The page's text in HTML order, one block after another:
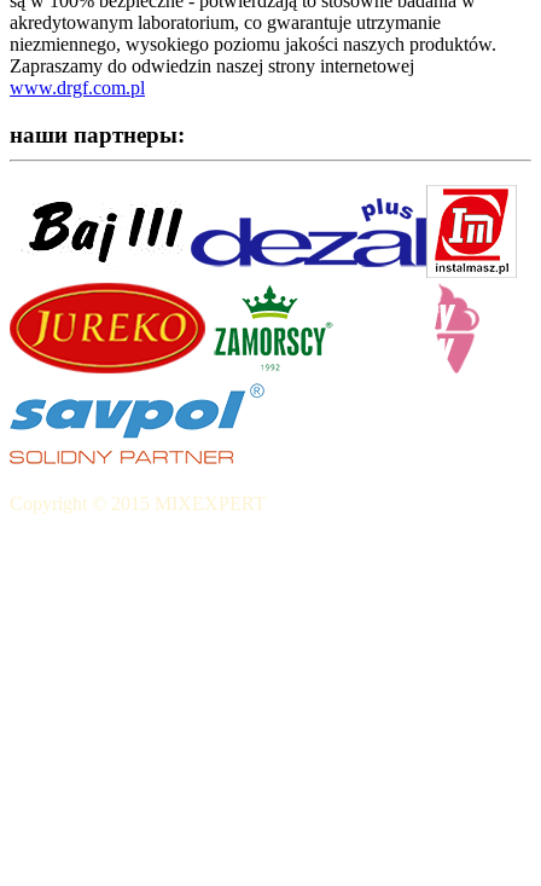
akredytowanym laboratorium, co gwarantuje utrzymanie
niezmiennego, wysokiego poziomu jakości naszych produktów.
Zapraszamy do odwiedzin naszej strony internetowej
www.drgf.com.pl
наши партнеры:
Copyright © 2015 MIXEXPERT